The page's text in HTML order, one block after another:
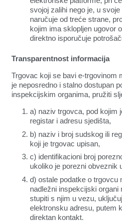
svojoj zalihi nego je, u
naručuje od treće strane,
kojim ima sklopljen ugovor
direktno isporučuje
Transparentnost informacija
Trgovac koji se bavi e-trgovinom
je neposredno i stalno dostupan
inspekcijskim organima, pružiti
a) naziv trgovca, pod kojim
registar i adresu sjedišta,
b) naziv i broj sudskog ili
koji je trgovac upisan,
c) identifikacioni broj
ukoliko je porezni obveznik
d) ostale podatke o trgovcu
nadležni inspekcijski
stupiti s njim u vezu,
elektronsku adresu, putem
direktan kontakt.